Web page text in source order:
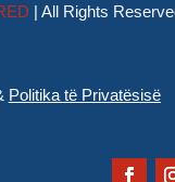
| All Rights
Politika të Privatësisë